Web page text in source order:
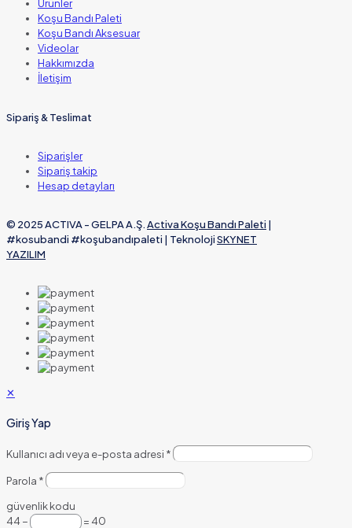
Ürünler
Koşu Bandı Paleti
Koşu Bandı Aksesuar
Videolar
Hakkımızda
İletişim
Sipariş & Teslimat
Siparişler
Sipariş takip
Hesap detayları
© 2025 ACTIVA - GELPA A.Ş.Activa Koşu Bandı Paleti |
#kosubandi #koşubandıpaleti | TeknolojiSKYNET
YAZILIM
✕
Giriş Yap
Kullanıcı adı veya e-posta adresi *
Parola *
güvenlik kodu
44 −
= 40